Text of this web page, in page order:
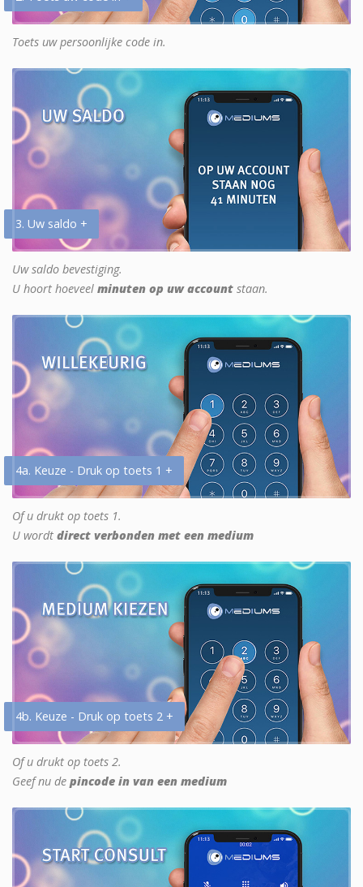
Toets uw persoonlijke code in.
3. Uw saldo +
Uw saldo bevestiging.
U hoort hoeveel minuten op uw account staan.
4a. Keuze - Druk op toets 1 +
Of u drukt op toets 1.
U wordt direct verbonden met een medium
4b. Keuze - Druk op toets 2 +
Of u drukt op toets 2.
Geef nu de pincode in van een medium